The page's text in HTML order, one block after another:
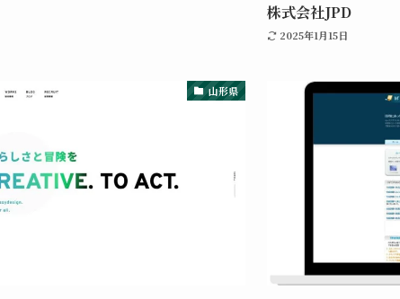
株式会社JPD
2025年1月15日
山形県